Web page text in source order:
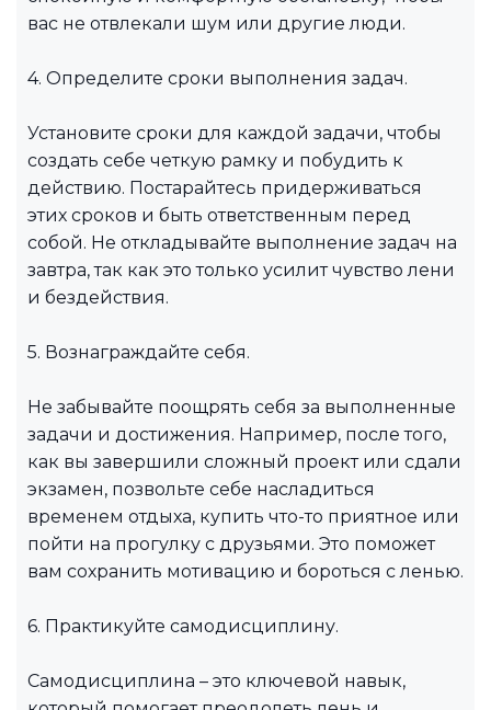
вас не отвлекали шум или другие люди.
4. Определите сроки выполнения задач.
Установите сроки для каждой задачи, чтобы
создать себе четкую рамку и побудить к
действию. Постарайтесь придерживаться
этих сроков и быть ответственным перед
собой. Не откладывайте выполнение задач на
завтра, так как это только усилит чувство лени
и бездействия.
5. Вознаграждайте себя.
Не забывайте поощрять себя за выполненные
задачи и достижения. Например, после того,
как вы завершили сложный проект или сдали
экзамен, позвольте себе насладиться
временем отдыха, купить что-то приятное или
пойти на прогулку с друзьями. Это поможет
вам сохранить мотивацию и бороться с ленью.
6. Практикуйте самодисциплину.
Самодисциплина – это ключевой навык,